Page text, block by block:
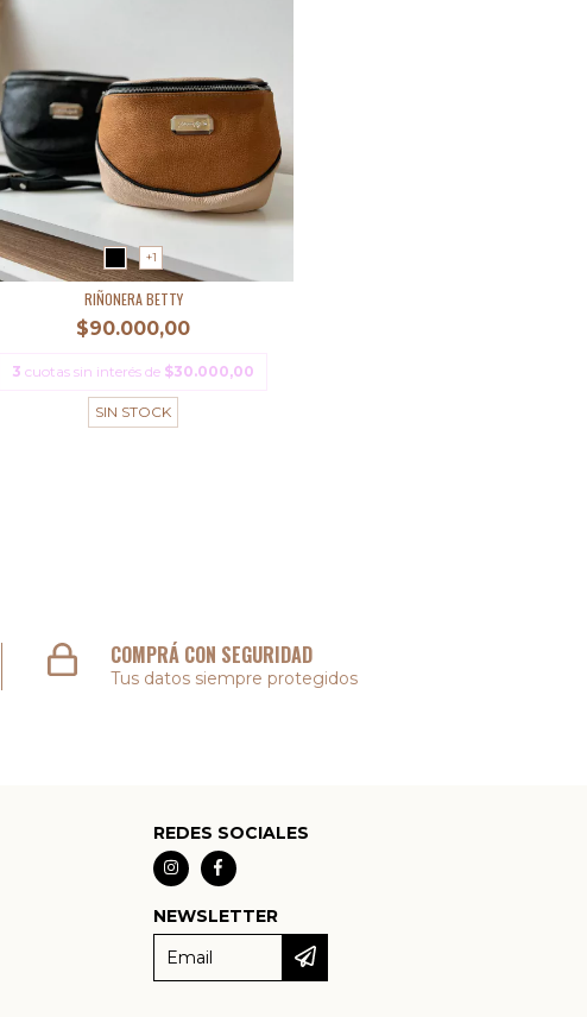
+1
RIÑONERA BETTY
$90.000,00
3 cuotas sin interés de $30.000,00
SIN STOCK
COMPRÁ CON SEGURIDAD
Tus datos siempre protegidos
REDES SOCIALES
NEWSLETTER